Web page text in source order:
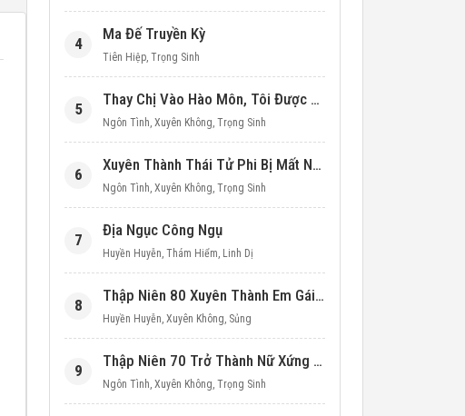
4
Ma Đế Truyền Kỳ
Tiên Hiệp, Trọng Sinh
5
Thay Chị Vào Hào Môn, Tôi Được Cưng Chiều Hết Mực (Thập Niên 90)
Ngôn Tình, Xuyên Không, Trọng Sinh
6
Xuyên Thành Thái Tử Phi Bị Mất Nước
Ngôn Tình, Xuyên Không, Trọng Sinh
7
Địa Ngục Công Ngụ
Huyền Huyễn, Thám Hiểm, Linh Dị
8
Thập Niên 80 Xuyên Thành Em Gái Học Bá
Huyền Huyễn, Xuyên Không, Sủng
9
Thập Niên 70 Trở Thành Nữ Xứng Nuôi Con Làm Giàu
Ngôn Tình, Xuyên Không, Trọng Sinh